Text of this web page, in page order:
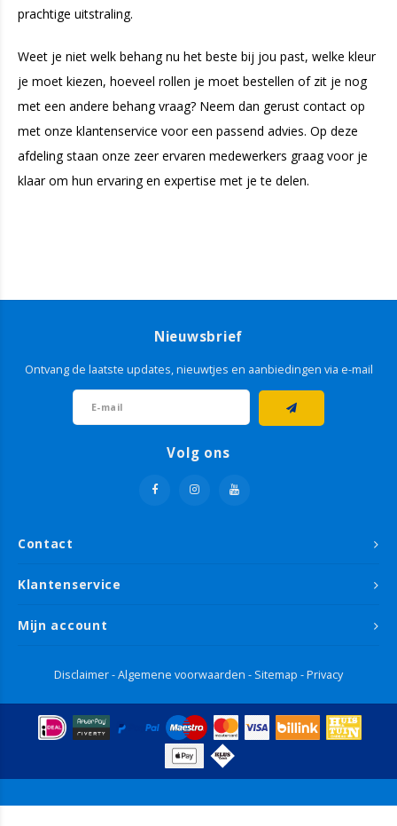
prachtige uitstraling.
Weet je niet welk behang nu het beste bij jou past, welke kleur
je moet kiezen, hoeveel rollen je moet bestellen of zit je nog
met een andere behang vraag? Neem dan gerust contact op
met onze klantenservice voor een passend advies. Op deze
afdeling staan onze zeer ervaren medewerkers graag voor je
klaar om hun ervaring en expertise met je te delen.
Contact
Nieuwsbrief
Ontvang de laatste updates, nieuwtjes en aanbiedingen via e-mail
Volg ons
Klantenservice
Mijn account
Disclaimer-Algemene voorwaarden - Sitemap -Privacy